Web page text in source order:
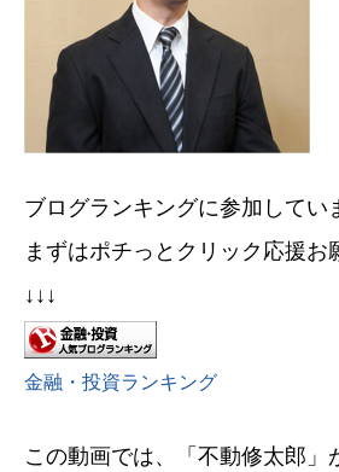
ブログランキングに参加してい
まずはポチっとクリック応援お
↓↓↓
金融・投資ランキング
この動画では、「不動修太郎」